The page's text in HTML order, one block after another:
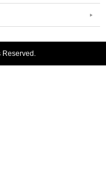
Reserved.